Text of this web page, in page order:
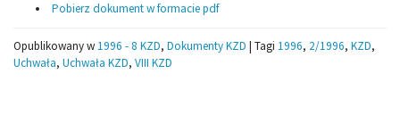
Pobierz dokument w formacie pdf
Opublikowany w 1996 - 8 KZD, Dokumenty KZD | Tagi 1996, 2/1996, KZD,
Uchwała, Uchwała KZD, VIII KZD